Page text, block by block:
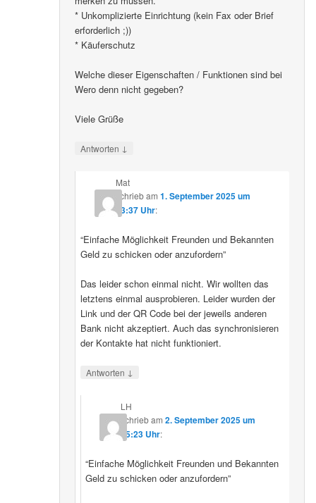
* Unkomplizierte Einrichtung (kein Fax oder Brief
erforderlich ;))
* Käuferschutz
Welche dieser Eigenschaften / Funktionen sind bei
Wero denn nicht gegeben?
Viele Grüße
Antworten ↓
Mat
schriebam 1. September 2025 um
23:37 Uhr:
“Einfache Möglichkeit Freunden und Bekannten
Geld zu schicken oder anzufordern”
Das leider schon einmal nicht. Wir wollten das
letztens einmal ausprobieren. Leider wurden der
Link und der QR Code bei der jeweils anderen
Bank nicht akzeptiert. Auch das synchronisieren
der Kontakte hat nicht funktioniert.
Antworten ↓
LH
schriebam2. September 2025 um
15:23 Uhr:
“Einfache Möglichkeit Freunden und Bekannten
Geld zu schicken oder anzufordern”